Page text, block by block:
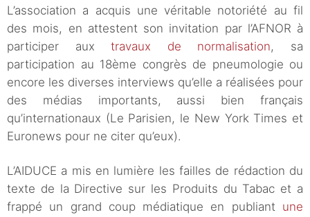
L’association a acquis une véritable notoriété au fil
des mois, en attestent son invitation par l’AFNOR à
participer auxtravaux de normalisation, sa
participation au 18ème congrès de pneumologie ou
encore les diverses interviews qu’elle a réalisées pour
des médias importants, aussi bien français
qu’internationaux (Le Parisien, le New York Times et
Euronews pour ne citer qu’eux).
L’AIDUCE a mis en lumière les failles de rédaction du
texte de la Directive sur les Produits du Tabac et a
frappé un grand coup médiatique en publiant une